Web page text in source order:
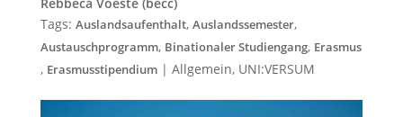
Tags: Auslandsaufenthalt, Auslandssemester,
Austauschprogramm, Binationaler Studiengang, Erasmus
, Erasmusstipendium| Allgemein, UNI:VERSUM